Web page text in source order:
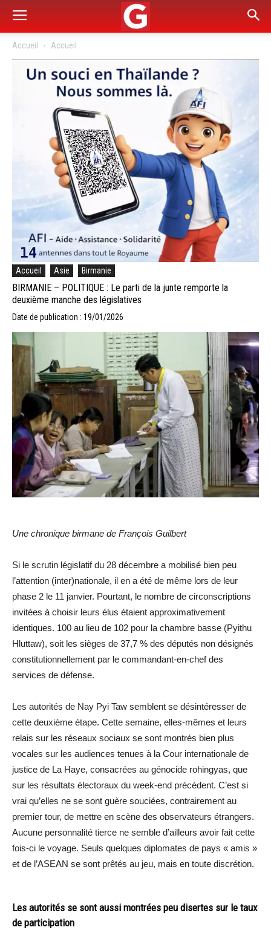
Accueil Accueil
Accueil Asie Birmanie
BIRMANIE – POLITIQUE : Le parti de la junte remporte la
deuxième manche des législatives
Date de publication : 19/01/2026
Une chronique birmane de François Guilbert
Si le scrutin législatif du 28 décembre a mobilisé bien peu
l’attention (inter)nationale, il en a été de même lors de leur
phase 2 le 11 janvier. Pourtant, le nombre de circonscriptions
invitées à choisir leurs élus étaient approximativement
identiques. 100 au lieu de 102 pour la chambre basse (Pyithu
Hluttaw), soit les sièges de 37,7 % des députés non désignés
constitutionnellement par le commandant-en-chef des
services de défense.
Les autorités de Nay Pyi Taw semblent se désintéresser de
cette deuxième étape. Cette semaine, elles-mêmes et leurs
relais sur les réseaux sociaux se sont montrés bien plus
vocales sur les audiences tenues à la Cour internationale de
justice de La Haye, consacrées au génocide rohingyas, que
sur les résultats électoraux du week-end précédent. C’est si
vrai qu’elles ne se sont guère souciées, contrairement au
premier tour, de mettre en scène des observateurs étrangers.
Aucune personnalité tierce ne semble d’ailleurs avoir fait cette
fois-ci le voyage. Seuls quelques diplomates de pays « amis »
et de l’ASEAN se sont prêtés au jeu, mais en toute discrétion.
Les autorités se sont aussi montrées peu disertes sur le taux
de participation